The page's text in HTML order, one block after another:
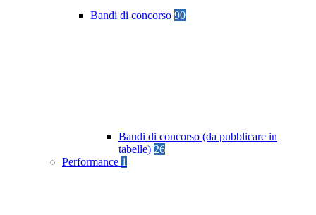
Bandi di concorso 90
Bandi di concorso (da pubblicare in
tabelle) 26
Performance 1